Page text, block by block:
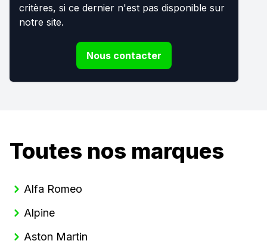
critères, si ce dernier n'est pas disponible sur
notre site.
Nous contacter
Toutes nos marques
Alfa Romeo
Alpine
Aston Martin